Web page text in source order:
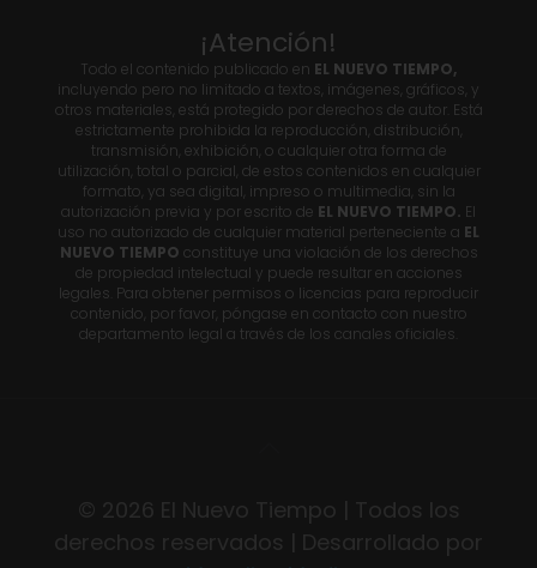
¡Atención!
Todo el contenido publicado en EL NUEVO TIEMPO,
incluyendo pero no limitado a textos, imágenes, gráficos, y
otros materiales, está protegido por derechos de autor. Está
estrictamente prohibida la reproducción, distribución,
transmisión, exhibición, o cualquier otra forma de
utilización, total o parcial, de estos contenidos en cualquier
formato, ya sea digital, impreso o multimedia, sin la
autorización previa y por escrito de EL NUEVO TIEMPO. El
uso no autorizado de cualquier material perteneciente a EL
NUEVO TIEMPO constituye una violación de los derechos
de propiedad intelectual y puede resultar en acciones
legales. Para obtener permisos o licencias para reproducir
contenido, por favor, póngase en contacto con nuestro
departamento legal a través de los canales oficiales.
© 2026 El Nuevo Tiempo | Todos los
derechos reservados | Desarrollado por